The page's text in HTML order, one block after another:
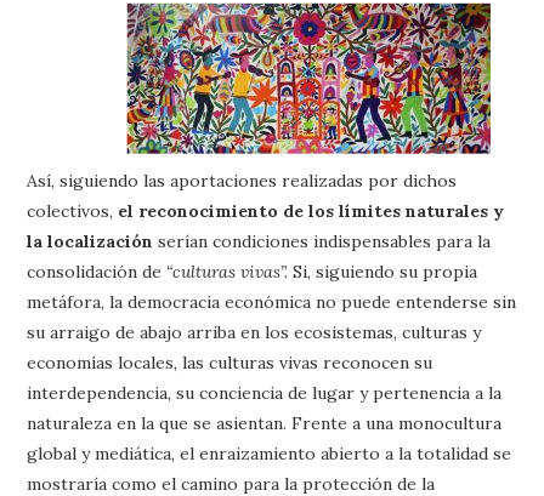
Así, siguiendo las aportaciones realizadas por dichos
colectivos, el reconocimiento de los límites naturales y
la localización serían condiciones indispensables para la
consolidación de “culturas vivas”. Si, siguiendo su propia
metáfora, la democracia económica no puede entenderse sin
su arraigo de abajo arriba en los ecosistemas, culturas y
economías locales, las culturas vivas reconocen su
interdependencia, su conciencia de lugar y pertenencia a la
naturaleza en la que se asientan. Frente a una monocultura
global y mediática, el enraizamiento abierto a la totalidad se
mostraría como el camino para la protección de la